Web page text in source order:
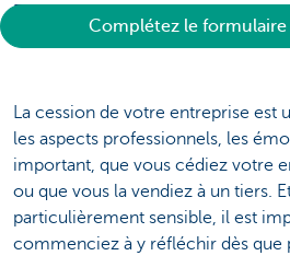
Ensemble, nous veillons à vous
Complétez le
La cession de votre entreprise est
les aspects professionnels, les
important, que vous cédiez votre
ou que vous la vendiez à un tiers.
particulièrement sensible, il est
commenciez à y réfléchir dès que